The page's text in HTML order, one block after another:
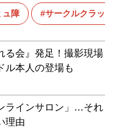
ュ障 サークルクラッシャ
る会』発足！撮影現場
ル本人の登場も
ラインサロン」…それ
理由